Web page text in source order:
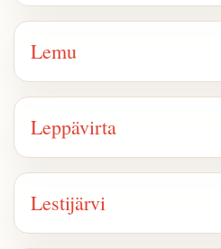
Lemu
Leppävirta
Lestijärvi